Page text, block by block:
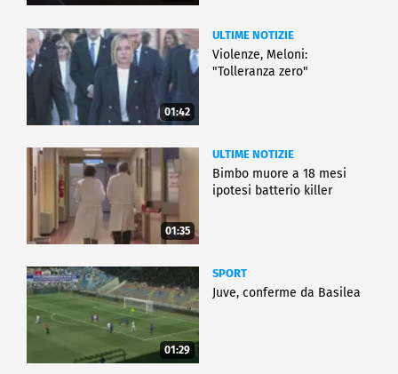
01:42
ULTIME NOTIZIE
Violenze, Meloni:
"Tolleranza zero"
01:35
ULTIME NOTIZIE
Bimbo muore a 18 mesi
ipotesi batterio killer
01:29
SPORT
Juve, conferme da Basilea